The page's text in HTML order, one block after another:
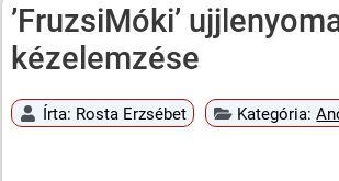
’FruzsiMóki’
kézelemzése
Írta: Rosta Erzsébet Kategória: